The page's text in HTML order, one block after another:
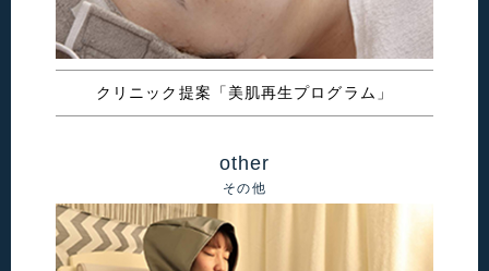
クリニック提案「美肌再生プログラム」
other
その他